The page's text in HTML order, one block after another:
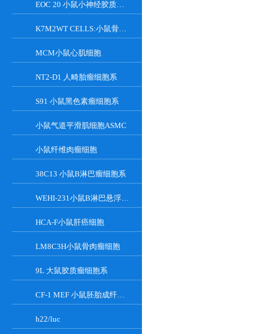
EOC 20 小鼠小神经胶质细胞系
K7M2WT CELLS:小鼠骨肉瘤成骨细胞系
MCM小鼠心肌细胞
NT2-D1 人畸胎瘤细胞系
S91 小鼠黑色素瘤细胞系
小鼠气道平滑肌细胞ASMC
小鼠纤维肉瘤细胞
38C13 小鼠B淋巴瘤细胞系
WEHI-231小鼠B淋巴悬浮细胞系
HCA-F小鼠肝癌细胞
LM8C3H小鼠骨肉瘤细胞
9L 大鼠胶质瘤细胞系
CF-1 MEF 小鼠胚胎成纤维细胞系
h22/luc